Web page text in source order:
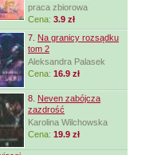
praca zbiorowa
Cena: 3.9 zł
7. Na granicy rozsądku
tom 2
Aleksandra Palasek
Cena: 16.9 zł
8. Neven zabójcza
zazdrość
Karolina Wilchowska
Cena: 19.9 zł